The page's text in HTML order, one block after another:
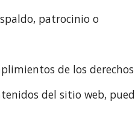
patrocinio o
de los
del sitio web,